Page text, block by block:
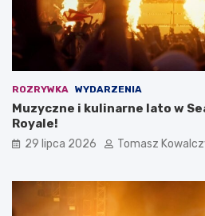
ROZRYWKA WYDARZENIA
Muzyczne i kulinarne lato w
Royale!
29 lipca 2026 Tomasz